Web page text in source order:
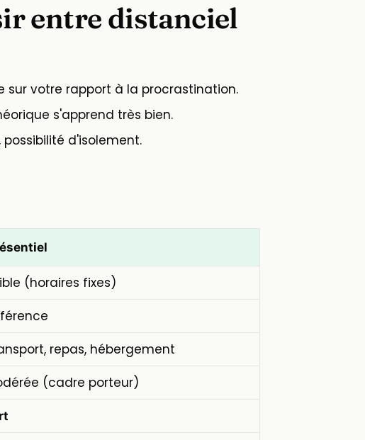
entre distanciel
sur votre rapport à la procrastination.
s'apprend très bien.
d'isolement.
(horaires fixes)
repas, hébergement
(cadre porteur)